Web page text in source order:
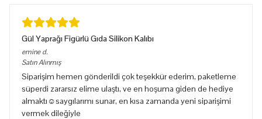
Gül Yaprağı Figürlü Gıda Silikon Kalıbı
emine d.
Satın Alınmış
Siparişim hemen gönderildi çok teşekkür ederim, paketleme
süperdi zararsız elime ulaştı, ve en hoşuma giden de hediye
almaktı☺️saygılarımı sunar, en kısa zamanda yeni siparişimi
vermek dileğiyle